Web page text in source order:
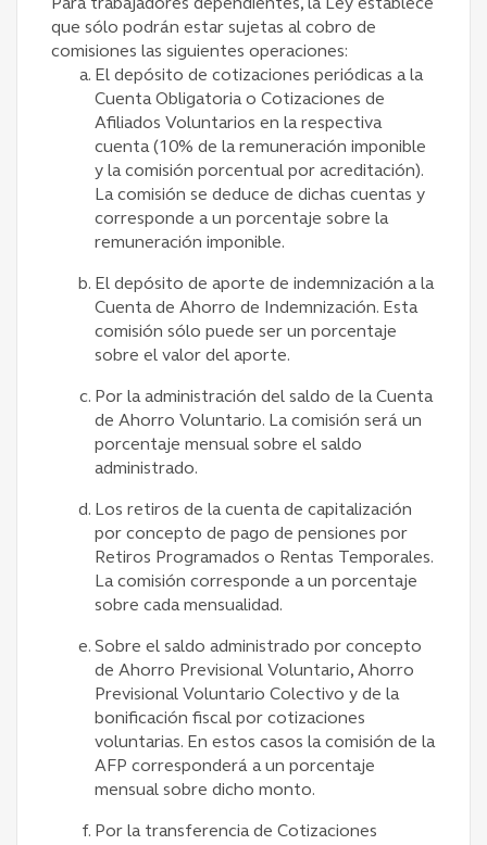
Para trabajadores dependientes, la Ley establece
que sólo podrán estar sujetas al cobro de
comisiones las siguientes operaciones:
El depósito de cotizaciones periódicas a la
Cuenta Obligatoria o Cotizaciones de
Afiliados Voluntarios en la respectiva
cuenta (10% de la remuneración imponible
y la comisión porcentual por acreditación).
La comisión se deduce de dichas cuentas y
corresponde a un porcentaje sobre la
remuneración imponible.
El depósito de aporte de indemnización a la
Cuenta de Ahorro de Indemnización. Esta
comisión sólo puede ser un porcentaje
sobre el valor del aporte.
Por la administración del saldo de la Cuenta
de Ahorro Voluntario. La comisión será un
porcentaje mensual sobre el saldo
administrado.
Los retiros de la cuenta de capitalización
por concepto de pago de pensiones por
Retiros Programados o Rentas Temporales.
La comisión corresponde a un porcentaje
sobre cada mensualidad.
Sobre el saldo administrado por concepto
de Ahorro Previsional Voluntario, Ahorro
Previsional Voluntario Colectivo y de la
bonificación fiscal por cotizaciones
voluntarias. En estos casos la comisión de la
AFP corresponderá a un porcentaje
mensual sobre dicho monto.
Por la transferencia de Cotizaciones